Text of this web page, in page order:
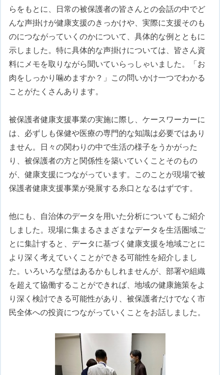
らをもとに、日常の被保護者の皆さんとの会話の中でど
んな声掛けが健康支援のきっかけや、実際に支援そのも
のにつながっていくのかについて、具体的な例とともに
示しました。特に具体的な声掛けについては、皆さん資
料にメモを取りながら聞いていらっしゃいました。「お
肉をしっかり噛めますか？」この問いかけ一つでわかる
ことがたくさんあります。
被保護者健康支援事業の実施に際し、ケースワーカーに
は、必ずしも保健や医療の専門的な知識は必要ではあり
ません。日々の関わりの中で生活の様子をうかがった
り、被保護者の方と関係性を築いていくことそのもの
が、健康支援につながっています。このことが現場で被
保護者健康支援事業が発展する糸口となるはずです。
他にも、自治体のデータを用いた分析についてもご紹介
しました。現場に集まるさまざまなデータを生活圏域ご
とに集計すると、データに基づく健康支援を地域ごとに
より深く考えていくことができる可能性を紹介しまし
た。いろいろな壁はあるかもしれませんが、部署や組織
を超えて協働することができれば、地域の健康施策をよ
り深く検討できる可能性があり、被保護者だけでなく市
民全体への投資につながっていくことをお話しました。